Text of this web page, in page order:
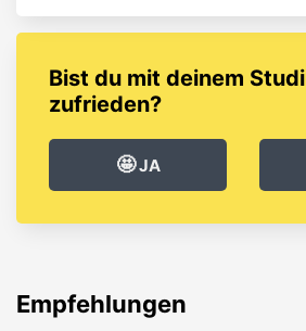
Bist du mit deinem
zufrieden?
🤩JA
Empfehlungen